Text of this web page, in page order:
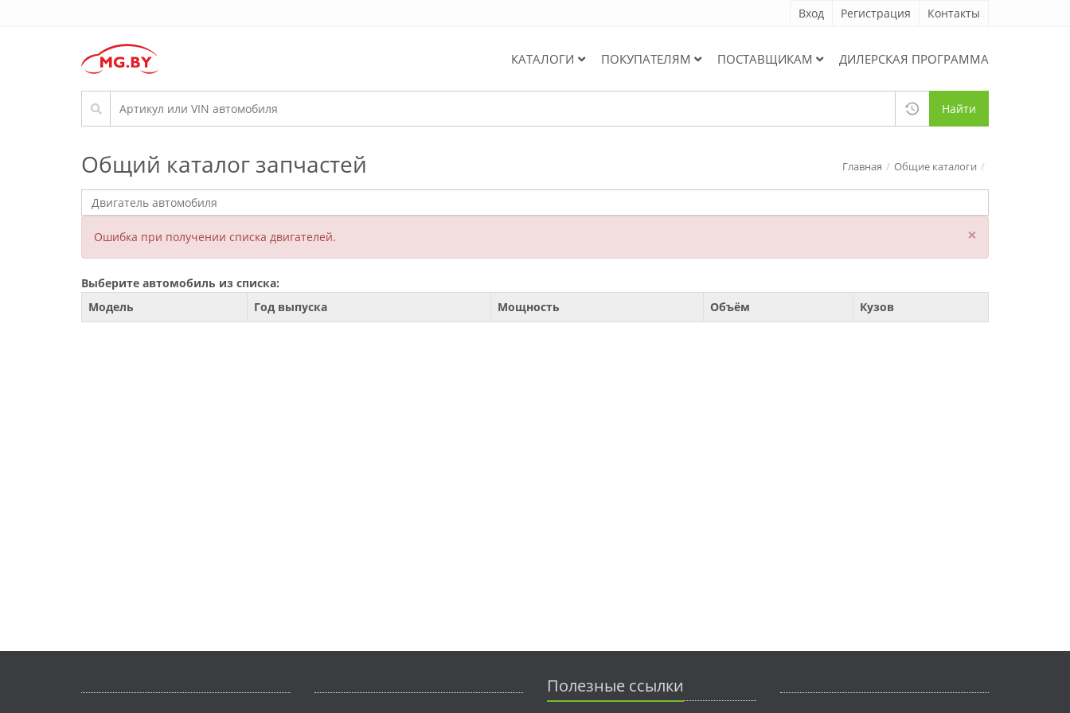
Вход Регистрация Контакты
КАТАЛОГИ ПОКУПАТЕЛЯМ ПОСТАВЩИКАМ ДИЛЕРСКАЯ ПРОГРАММА
Найти
Общий каталог запчастей Главная Общие каталоги
Ошибка при получении списка двигателей. ×
Выберите автомобиль из списка:
Модель
Год выпуска Мощность Объём Кузов
Полезные ссылки